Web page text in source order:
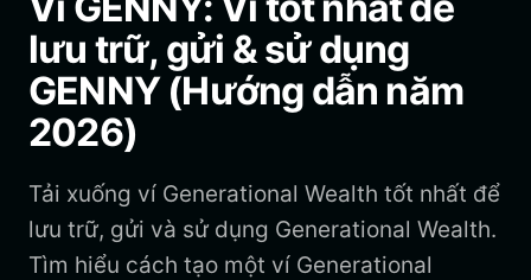
ภาษาไทย
Español
Português (Brasil)
lưu trữ, gửi & sử dụng
GENNY (Hướng dẫn năm
2026)
Tải xuống ví Generational Wealth tốt nhất để
lưu trữ, gửi và sử dụng Generational Wealth.
Tìm hiểu cách tạo một ví Generational